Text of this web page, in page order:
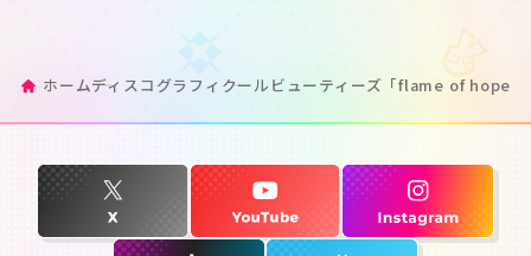
ホームディスコグラフィ クールビューティーズ「flame of hope(